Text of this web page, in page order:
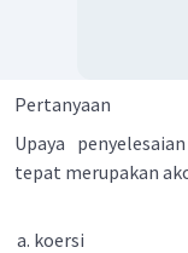
Pertanyaan
Upaya
tepat merupakan
koersi